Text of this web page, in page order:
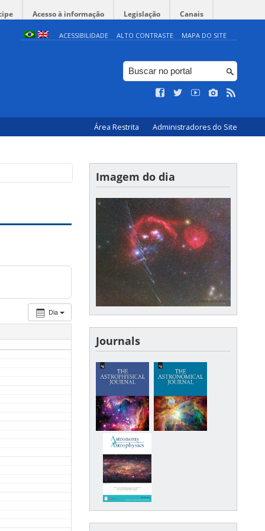
Acesso à informação Legislação Canais
ACESSIBILIDADE ALTO CONTRASTE MAPA DO SITE
Área Restrita Administradores do Site
Dia
Imagem do dia
Journals